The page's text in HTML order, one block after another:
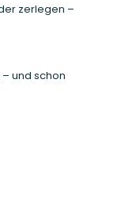
zerlegen –
und schon